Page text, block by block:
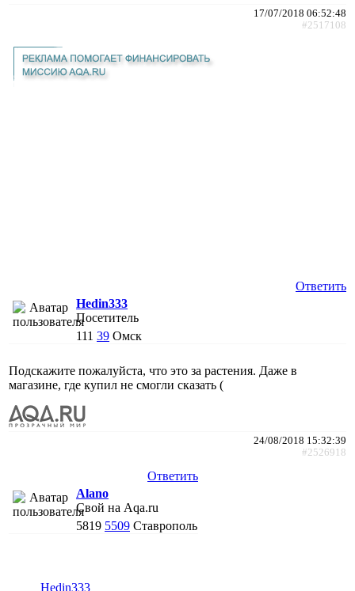
17/07/2018 06:52:48
#2517108
Ответить
Hedin333
Посетитель
111 39 Омск
Подскажите пожалуйста, что это за растения. Даже в
магазине, где купил не смогли сказать (
24/08/2018 15:32:39
#2526918
Ответить
Alano
Свой на Aqa.ru
5819 5509 Ставрополь
Hedin333